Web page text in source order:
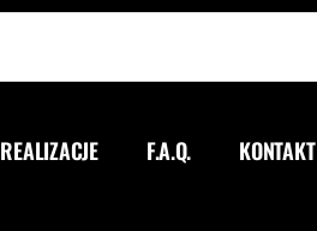
REALIZACJE F.A.Q. KONTAKT